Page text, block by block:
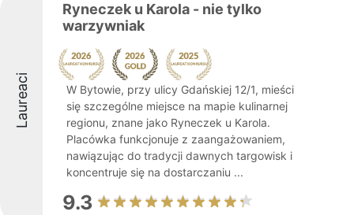
Laureaci
Ryneczek u Karola - nie tylko
warzywniak
W Bytowie, przy ulicy Gdańskiej 12/1, mieści
się szczególne miejsce na mapie kulinarnej
regionu, znane jako Ryneczek u Karola.
Placówka funkcjonuje z zaangażowaniem,
nawiązując do tradycji dawnych targowisk i
koncentruje się na dostarczaniu ...
9.3